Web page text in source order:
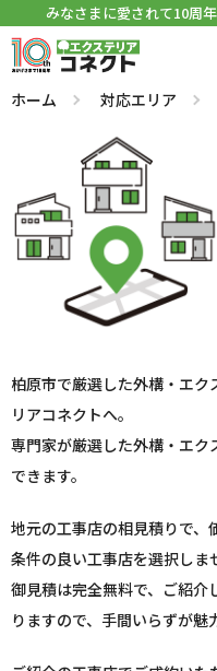
みなさまに愛されて10周
ホーム 対応エリア
柏原市で厳選した外構・エ
リアコネクトへ。
専門家が厳選した外構・エ
できます。
地元の工事店の相見積りで、
条件の良い工事店を選択しま
御見積は完全無料で、ご紹
りますので、手間いらずが魅